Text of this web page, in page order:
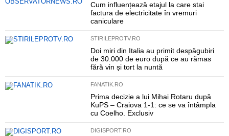
Cum influențează etajul la care stai
factura de electricitate în vremuri
caniculare
STIRILEPROTV.RO
Doi miri din Italia au primit despăgubiri
de 30.000 de euro după ce au rămas
fără vin și tort la nuntă
FANATIK.RO
Prima decizie a lui Mihai Rotaru după
KuPS – Craiova 1-1: ce se va întâmpla
cu Coelho. Exclusiv
DIGISPORT.RO